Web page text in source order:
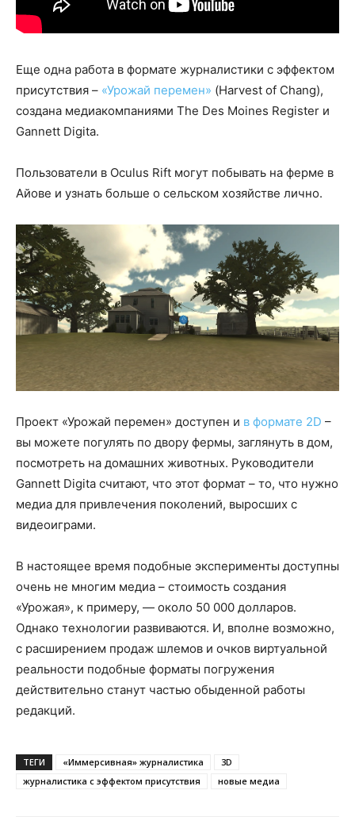
Еще одна работа в формате журналистики с эффектом
присутствия – «Урожай перемен» (Harvest of Chang),
создана медиакомпаниями The Des Moines Register и
Gannett Digita.
Пользователи в Oculus Rift могут побывать на ферме в
Айове и узнать больше о сельском хозяйстве лично.
Проект «Урожай перемен» доступен и в формате 2D –
вы можете погулять по двору фермы, заглянуть в дом,
посмотреть на домашних животных. Руководители
Gannett Digita считают, что этот формат – то, что нужно
медиа для привлечения поколений, выросших с
видеоиграми.
В настоящее время подобные эксперименты доступны
очень не многим медиа – стоимость создания
«Урожая», к примеру, — около 50 000 долларов.
Однако технологии развиваются. И, вполне возможно,
с расширением продаж шлемов и очков виртуальной
реальности подобные форматы погружения
действительно станут частью обыденной работы
редакций.
ТЕГИ «Иммерсивная» журналистика
3D
журналистика с эффектом присутствия
новые медиа